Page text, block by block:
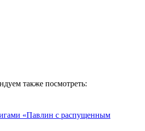
также посмотреть:
«Павлин с распущенным